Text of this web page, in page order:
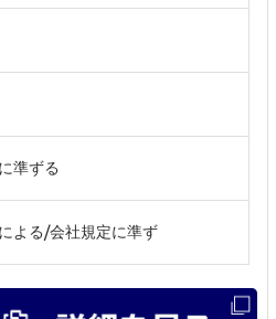
準ずる
よる/会社規定に準ず